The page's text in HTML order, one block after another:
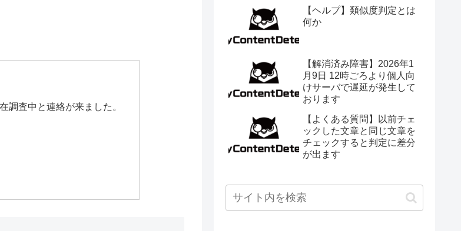
査中と連絡が来ました。
【ヘルプ】類似度判定とは
何か
【解消済み障害】2026年1
月9日 12時ごろより個人向
けサーバで遅延が発生して
おります
【よくある質問】以前チェ
ックした文章と同じ文章を
チェックすると判定に差分
が出ます